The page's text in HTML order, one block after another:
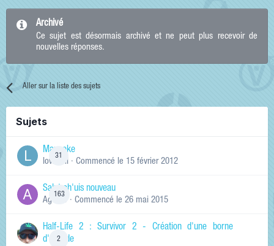
Archivé
Ce sujet est désormais archivé et ne peut plus recevoir de
nouvelles réponses.
Aller sur la liste des sujets
Sujets
31
Manneke
lowskill · Commencé le 15 février 2012
163
Salut ch'uis nouveau
Ag0Nie · Commencé le 26 mai 2015
2
Half-Life 2 : Survivor 2 - Création d'une borne
d'arcade